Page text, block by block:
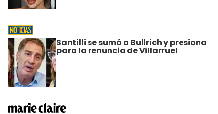
Santilli se sumó a Bullrich y presiona
para la renuncia de Villarruel